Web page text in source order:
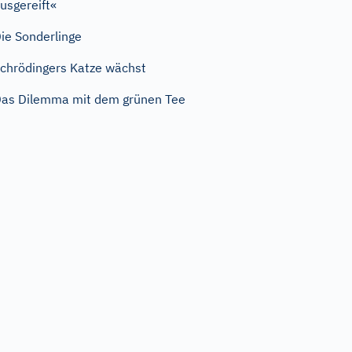
Sonderlinge
Katze wächst
Dilemma mit dem grünen Tee